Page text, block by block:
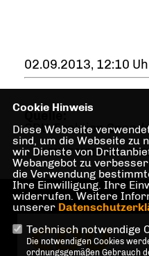
02.09.2013, 12:10
Quelle:
CDU-Fraktion
ARNDT MEIßNER,
Cookie Hinweis
Diese Webseite
sind, um die Webseite zu
wir Dienste von
Webangebot zu
die Verwendung
Ihre Einwilligung. Ihre
widerrufen. Weitere
unserer
Technisch notwendige
Die notwendigen Cookies
ordnungsgemäßen Gebrauch